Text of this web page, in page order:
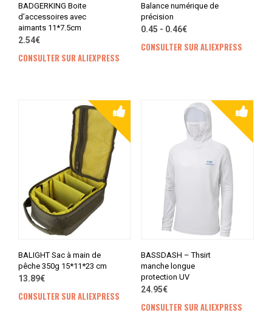
BADGERKING Boite
d’accessoires avec
aimants 11*7.5cm
2.54€
CONSULTER SUR ALIEXPRESS
Balance numérique de
précision
0.45 - 0.46€
CONSULTER SUR ALIEXPRESS
BALIGHT Sac à main de
pêche 350g 15*11*23 cm
13.89€
CONSULTER SUR ALIEXPRESS
BASSDASH – Thsirt
manche longue
protection UV
24.95€
CONSULTER SUR ALIEXPRESS